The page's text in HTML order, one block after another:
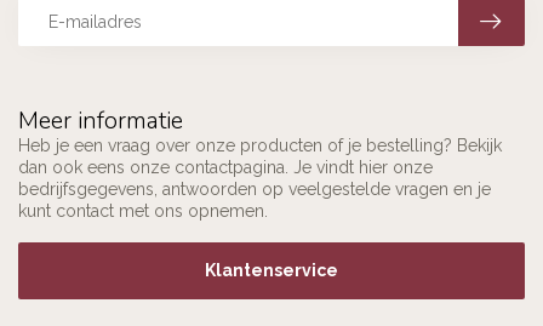
Meer informatie
Heb je een vraag over onze producten of je bestelling? Bekijk
dan ook eens onze contactpagina. Je vindt hier onze
bedrijfsgegevens, antwoorden op veelgestelde vragen en je
kunt contact met ons opnemen.
Klantenservice